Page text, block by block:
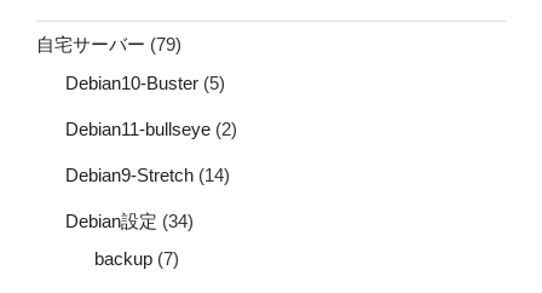
自宅サーバー (79)
Debian10-Buster (5)
Debian11-bullseye (2)
Debian9-Stretch (14)
Debian設定 (34)
backup (7)